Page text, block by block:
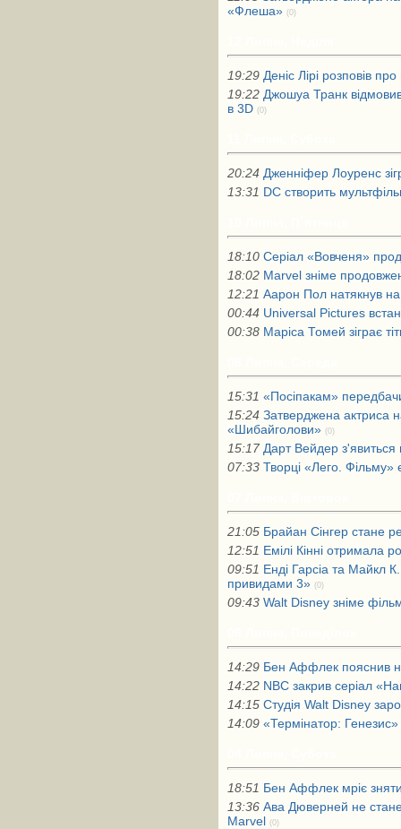
«Флеша» (0)
19:29 Деніс Лірі розповів
19:22 Джошуа Транк
в 3D (0)
20:24 Дженніфер Лоуренс
13:31 DC створить
18:10 Серіал «Вовченя»
18:02 Marvel зніме
12:21 Аарон Пол натякнув
00:44 Universal Pictures
00:38 Маріса Томей зіграє
15:31 «Посіпакам»
15:24 Затверджена актриса
«Шибайголови» (0)
15:17 Дарт Вейдер з'явиться
07:33 Творці «Лего. Фільму»
21:05 Брайан Сінгер стане
12:51 Емілі Кінні отримала
09:51 Енді Гарсіа та Майкл
привидами 3» (0)
09:43 Walt Disney зніме
14:29 Бен Аффлек пояснив
14:22 NBC закрив серіал
14:15 Студія Walt Disney
14:09 «Термінатор:
18:51 Бен Аффлек мріє
13:36 Ава Дюверней не
Marvel (0)